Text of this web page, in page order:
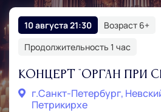
10 августа 21:30
Продолжительность 1 час
Возраст 6+
Концерт "Орган при
г.Санкт‑Петербург,
Петрикирхе